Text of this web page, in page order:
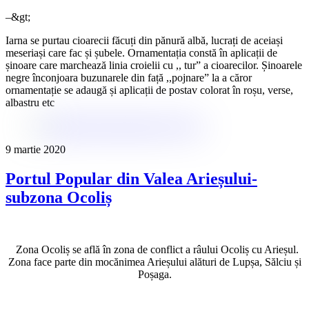
–&gt;
Iarna se purtau cioarecii făcuți din pănură albă, lucrați de aceiași
meseriași care fac și șubele. Ornamentația constă în aplicații de
șinoare care marchează linia croielii cu ,, tur” a cioarecilor. Șinoarele
negre înconjoara buzunarele din față ,,pojnare” la a căror
ornamentație se adaugă și aplicații de postav colorat în roșu, verse,
albastru etc
9 martie 2020
Portul Popular din Valea Arieșului-
subzona Ocoliș
Zona Ocoliș se află în zona de conflict a râului Ocoliș cu Arieșul.
Zona face parte din mocănimea Arieșului alături de Lupșa, Sălciu și
Poșaga.